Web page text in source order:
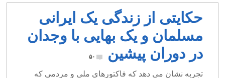
حکایتی از زندگی یک ایرانی
مسلمان و یک بهایی با وجدان
در دوران پیشین
۵۰
تجربه نشان می دهد که فاکتورهای ملی و مردمی که